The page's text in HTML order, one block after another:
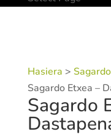
Hasiera >
Sagardo Etxea –
Sagardo